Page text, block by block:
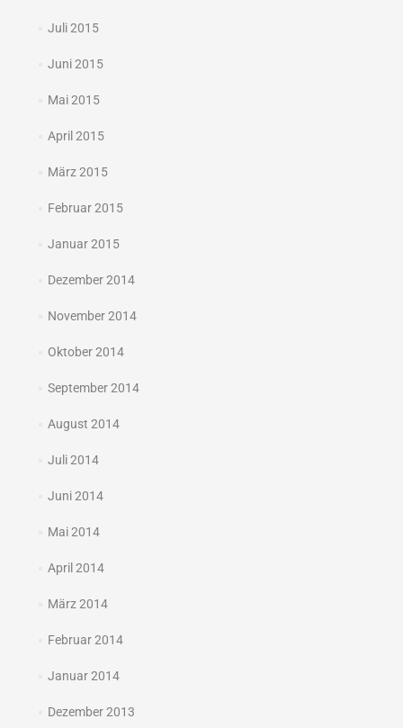
Juli 2015
Juni 2015
Mai 2015
April 2015
März 2015
Februar 2015
Januar 2015
Dezember 2014
November 2014
Oktober 2014
September 2014
August 2014
Juli 2014
Juni 2014
Mai 2014
April 2014
März 2014
Februar 2014
Januar 2014
Dezember 2013